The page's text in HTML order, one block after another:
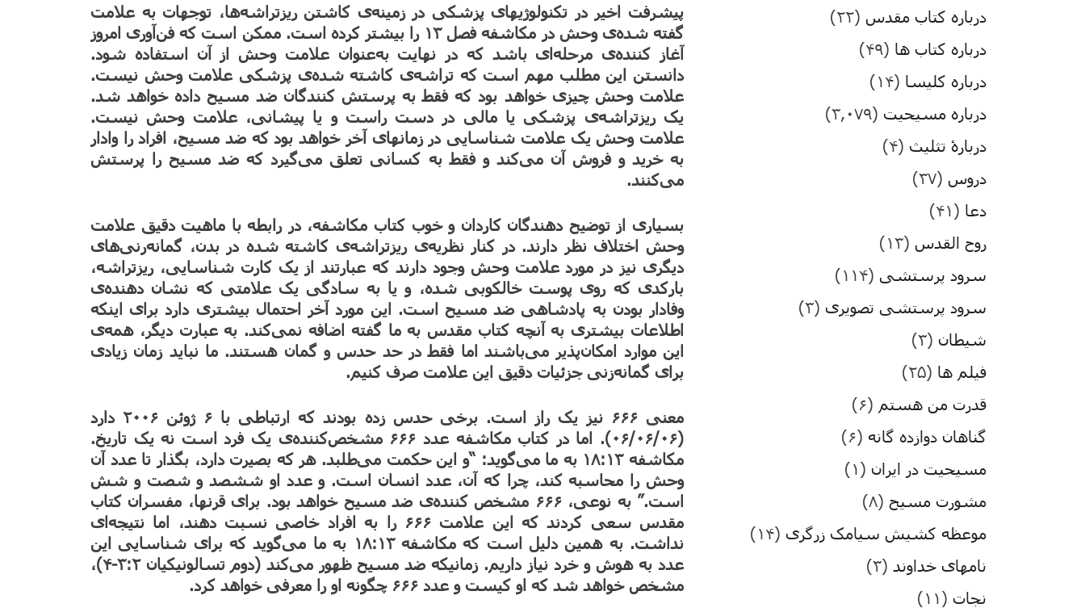
پیشرفت اخیر در تکنولوژیهای پزشکی در زمینه‌ی کاشتن ریزتراشه‌ها، توجهات به علامت
گفته شده‌ی وحش در مکاشفه فصل ۱۳ را بیشتر کرده است. ممکن است که فن‌آوری امروز
آغاز کننده‌ی مرحله‌ای باشد که در نهایت به‌عنوان علامت وحش از آن استفاده شود.
دانستن این مطلب مهم است که تراشه‌ی کاشته شده‌ی پزشکی علامت وحش نیست.
علامت وحش چیزی خواهد بود که فقط به پرستش کنندگان ضد مسیح داده خواهد شد.
یک ریزتراشه‌ی پزشکی یا مالی در دست راست و یا پیشانی، علامت وحش نیست.
علامت وحش یک علامت شناسایی در زمانهای آخر خواهد بود که ضد مسیح، افراد را وادار
به خرید و فروش آن می‌کند و فقط به کسانی تعلق می‌گیرد که ضد مسیح را پرستش
می‌کنند.
بسیاری از توضیح دهندگان کاردان و خوب کتاب مکاشفه، در رابطه با ماهیت دقیق علامت
وحش اختلاف نظر دارند. در کنار نظریه‌ی ریزتراشه‌ی کاشته شده در بدن، گمانه‌رنی‌های
دیگری نیز در مورد علامت وحش وجود دارند که عبارتند از یک کارت شناسایی، ریزتراشه،
بارکدی که روی پوست خالکوبی شده، و یا به سادگی یک علامتی که نشان دهنده‌ی
وفادار بودن به پادشاهی ضد مسیح است. این مورد آخر احتمال بیشتری دارد برای اینکه
اطلاعات بیشتری به آنچه کتاب مقدس به ما گفته اضافه نمی‌کند. به عبارت دیگر، همه‌ی
این موارد امکان‌پذیر می‌باشند اما فقط در حد حدس و گمان هستند. ما نباید زمان زیادی
برای گمانه‌زنی جزئیات دقیق این علامت صرف کنیم.
معنی ۶۶۶ نیز یک راز است. برخی حدس زده بودند که ارتباطی با ۶ ژوئن ۲۰۰۶ دارد
(۰۶/۰۶/۰۶). اما در کتاب مکاشفه عدد ۶۶۶ مشخص‌کننده‌ی یک فرد است نه یک تاریخ.
مکاشفه ۱۸:۱۳ به ما می‌گوید: “و این حکمت می‌طلبد. هر که بصیرت دارد، بگذار تا عدد آن
وحش را محاسبه کند، چرا که آن، عدد انسان است. و عدد او ششصد و شصت و شش
است.” به نوعی، ۶۶۶ مشخص کننده‌ی ضد مسیح خواهد بود. برای قرنها، مفسران کتاب
مقدس سعی کردند که این علامت ۶۶۶ را به افراد خاصی نسبت دهند، اما نتیجه‌ای
نداشت. به همین دلیل است که مکاشفه ۱۸:۱۳ به ما می‌گوید که برای شناسایی این
عدد به هوش و خرد نیاز داریم. زمانیکه ضد مسیح ظهور می‌کند (دوم تسالونیکیان ۳:۲-۴)،
مشخص خواهد شد که او کیست و عدد ۶۶۶ چگونه او را معرفی خواهد کرد.
درباره کتاب مقدس (۲۲)
درباره کتاب ها (۴۹)
درباره کلیسا (۱۴)
درباره مسیحیت (۳,۰۷۹)
دربارۀ تثلیث (۴)
دروس (۳۷)
دعا (۴۱)
روح القدس (۱۳)
سرود پرستشی (۱۱۴)
سرود پرستشی تصویری (۳)
شیطان (۳)
فیلم ها (۲۵)
قدرت من هستم (۶)
گناهان دوازده گانه (۶)
مسیحیت در ایران (۱)
مشورت مسیح (۸)
موعظه کشیش سیامک زرگری (۱۴)
نامهای خداوند (۳)
نجات (۱۱)